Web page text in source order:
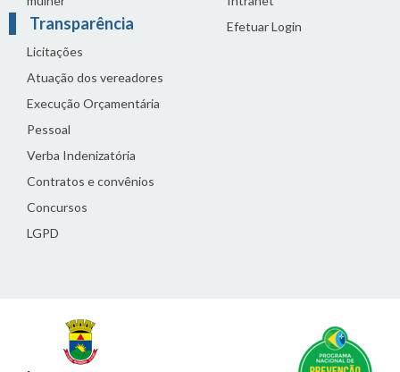
Transparência
Licitações
Atuação dos vereadores
Execução Orçamentária
Pessoal
Verba Indenizatória
Contratos e convênios
Concursos
LGPD
Efetuar Login